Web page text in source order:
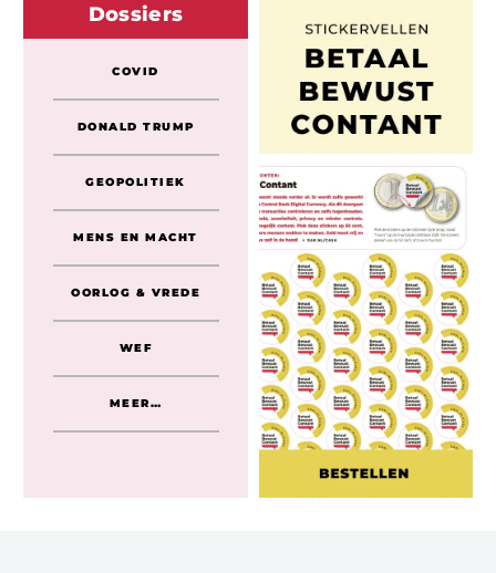
Dossiers
COVID
DONALD TRUMP
GEOPOLITIEK
MENS EN MACHT
OORLOG & VREDE
WEF
MEER…